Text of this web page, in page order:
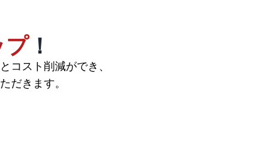
プ！
コスト削減ができ、
だきます。